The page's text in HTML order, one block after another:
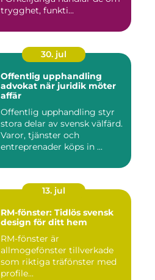
trygghet, funkti...
30. jul
Offentlig upphandling
advokat när juridik möter
affär
Offentlig upphandling styr
stora delar av svensk välfärd.
Varor, tjänster och
entreprenader köps in ...
13. jul
RM-fönster: Tidlös svensk
design för ditt hem
RM-fönster är
allmogefönster tillverkade
som riktiga träfönster med
profile...